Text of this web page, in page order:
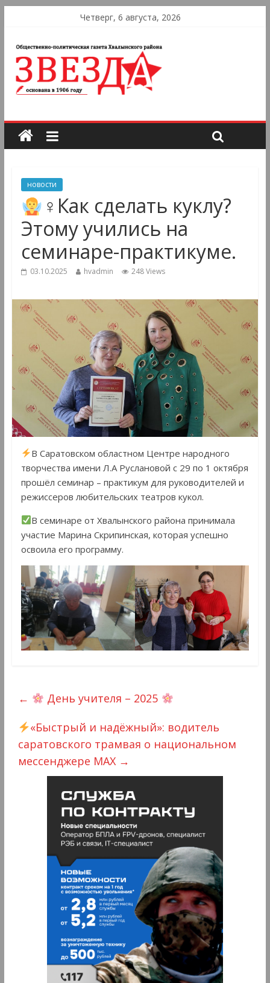
Четверг, 6 августа, 2026
новости
‍♀Как сделать куклу?
Этому учились на
семинаре-практикуме.
03.10.2025 hvadmin 248 Views
В Саратовском областном Центре народного
творчества имени Л.А Руслановой с 29 по 1 октября
прошёл семинар – практикум для руководителей и
режиссеров любительских театров кукол.
В семинаре от Хвалынского района принимала
участие Марина Скрипинская, которая успешно
освоила его программу.
←
День учителя – 2025
«Быстрый и надёжный»: водитель
саратовского трамвая о национальном
мессенджере MAX →